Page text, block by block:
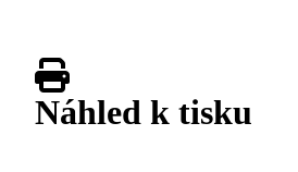
Náhled k tisku